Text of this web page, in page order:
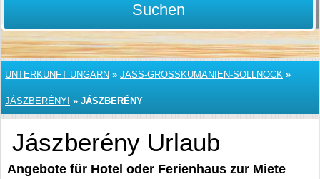
Suchen
UNTERKUNFT UNGARN » JASS-GROSSKUMANIEN-SOLLNOCK »
JÁSZBERÉNYI » JÁSZBERÉNY
Jászberény Urlaub
Angebote für Hotel oder Ferienhaus zur Miete